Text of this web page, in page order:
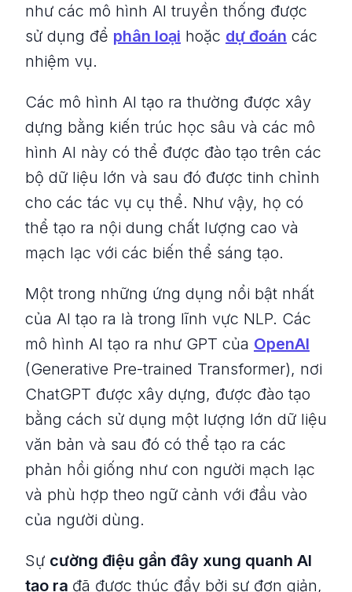
như các mô hình AI truyền thống được
sử dụng để phân loại hoặc dự đoán các
nhiệm vụ.
Các mô hình AI tạo ra thường được xây
dựng bằng kiến trúc học sâu và các mô
hình AI này có thể được đào tạo trên các
bộ dữ liệu lớn và sau đó được tinh chỉnh
cho các tác vụ cụ thể. Như vậy, họ có
thể tạo ra nội dung chất lượng cao và
mạch lạc với các biến thể sáng tạo.
Một trong những ứng dụng nổi bật nhất
của AI tạo ra là trong lĩnh vực NLP. Các
mô hình AI tạo ra như GPT của OpenAI
(Generative Pre-trained Transformer), nơi
ChatGPT được xây dựng, được đào tạo
bằng cách sử dụng một lượng lớn dữ liệu
văn bản và sau đó có thể tạo ra các
phản hồi giống như con người mạch lạc
và phù hợp theo ngữ cảnh với đầu vào
của người dùng.
Sự cường điệu gần đây xung quanh AI
tạo ra đã được thúc đẩy bởi sự đơn giản,